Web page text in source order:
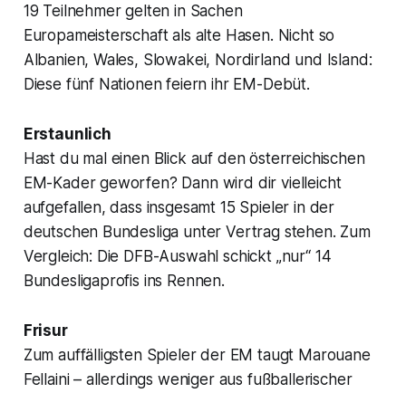
19 Teilnehmer gelten in Sachen
Europameisterschaft als alte Hasen. Nicht so
Albanien, Wales, Slowakei, Nordirland und Island:
Diese fünf Nationen feiern ihr EM-Debüt.
Erstaunlich
Hast du mal einen Blick auf den österreichischen
EM-Kader geworfen? Dann wird dir vielleicht
aufgefallen, dass insgesamt 15 Spieler in der
deutschen Bundesliga unter Vertrag stehen. Zum
Vergleich: Die DFB-Auswahl schickt „nur“ 14
Bundesligaprofis ins Rennen.
Frisur
Zum auffälligsten Spieler der EM taugt Marouane
Fellaini – allerdings weniger aus fußballerischer